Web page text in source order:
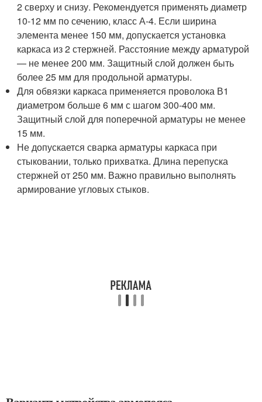
2 сверху и снизу. Рекомендуется применять диаметр
10-12 мм по сечению, класс А-4. Если ширина
элемента менее 150 мм, допускается установка
каркаса из 2 стержней. Расстояние между арматурой
— не менее 200 мм. Защитный слой должен быть
более 25 мм для продольной арматуры.
Для обвязки каркаса применяется проволока В1
диаметром больше 6 мм с шагом 300-400 мм.
Защитный слой для поперечной арматуры не менее
15 мм.
Не допускается сварка арматуры каркаса при
стыковании, только прихватка. Длина перепуска
стержней от 250 мм. Важно правильно выполнять
армирование угловых стыков.